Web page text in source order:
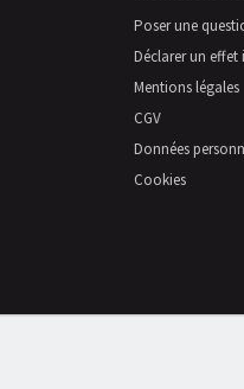
Poser une
Déclarer un effet
Mentions légales
CGV
Données
Cookies